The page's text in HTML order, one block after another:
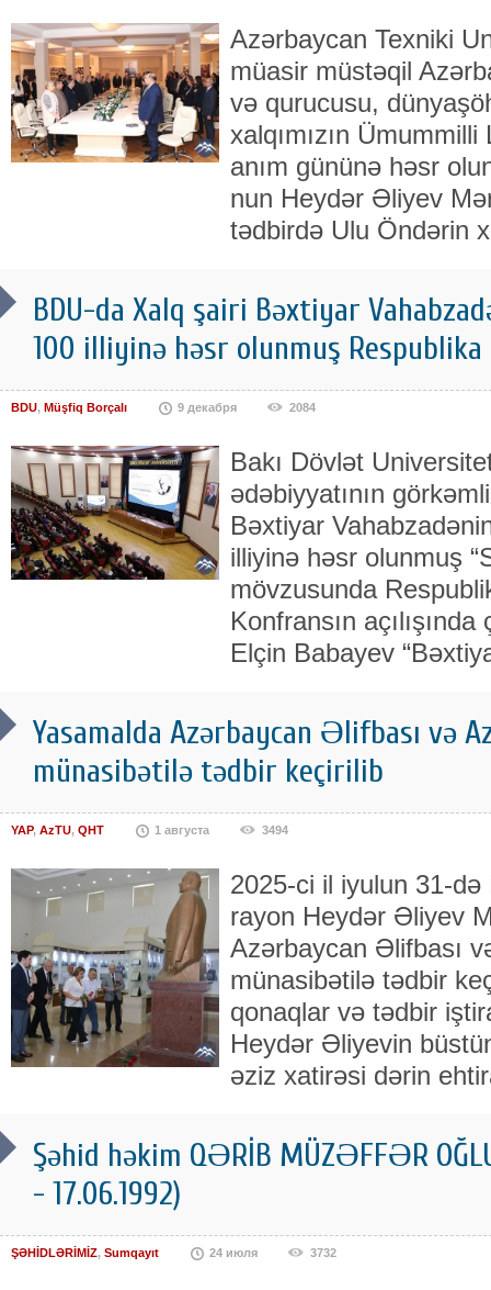
Azərbaycan Texniki
müasir müstəqil
və qurucusu,
xalqımızın
anım gününə həsr
nun Heydər Əliyev
tədbirdə Ulu Öndərin
BDU-da Xalq şairi Bəxtiyar
100 illiyinə həsr olunmuş
BDU, Müşfiq Borçalı 9 декабря 2084
Bakı Dövlət
ədəbiyyatının
Bəxtiyar
illiyinə həsr olunmuş
mövzusunda
Konfransın
Elçin Babayev
Yasamalda Azərbaycan Əlifbası və
münasibətilə tədbir keçirilib
YAP, AzTU, QHT 1 августа 3494
2025-ci il iyulun 31-də
rayon Heydər Əliyev
Azərbaycan Əlifbası
münasibətilə tədbir
qonaqlar və tədbir
Heydər Əliyevin
əziz xatirəsi dərin
Şəhid həkim QƏRİB MÜZƏFFƏR
- 17.06.1992)
ŞƏHİDLƏRİMİZ, Sumqayıt 24 июля 3732